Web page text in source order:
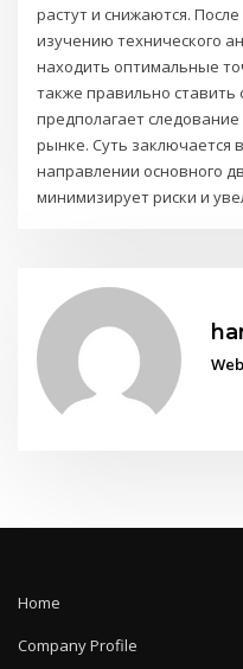
растут и снижаются.
изучению технического
находить оптимальные
также правильно ставить
предполагает
рынке. Суть заключается
направлении основного
минимизирует риски и
Home
Company Profile